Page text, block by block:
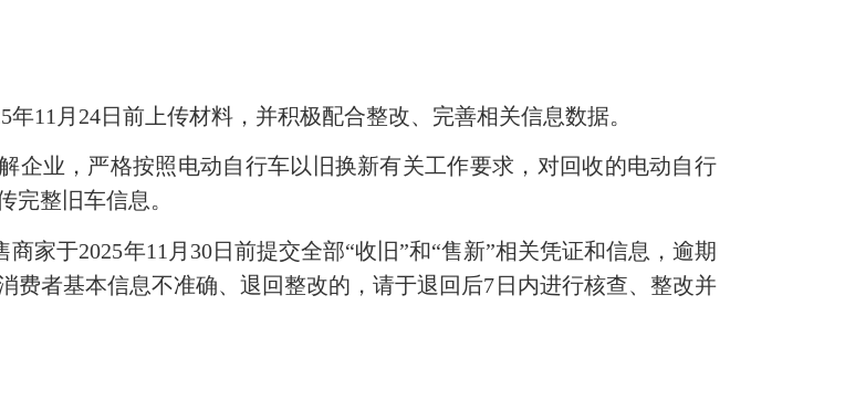
月24日前上传材料，并积极配合整改、完善相关信息数据。
业，严格按照电动自行车以旧换新有关工作要求，对回收的电动自行
完整旧车信息。
于2025年11月30日前提交全部“收旧”和“售新”相关凭证和信息，逾期
费者基本信息不准确、退回整改的，请于退回后7日内进行核查、整改并